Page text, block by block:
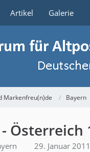
Artikel Galerie
Markenfreu(n)de Bayern
Österreich
29. Januar